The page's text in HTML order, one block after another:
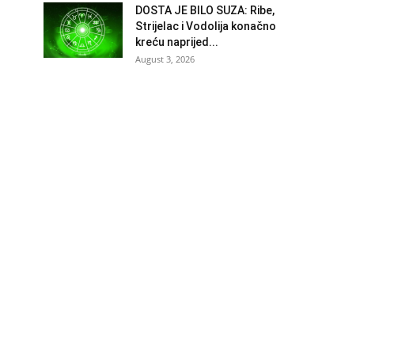
DOSTA JE BILO SUZA: Ribe,
Strijelac i Vodolija konačno
kreću naprijed...
August 3, 2026